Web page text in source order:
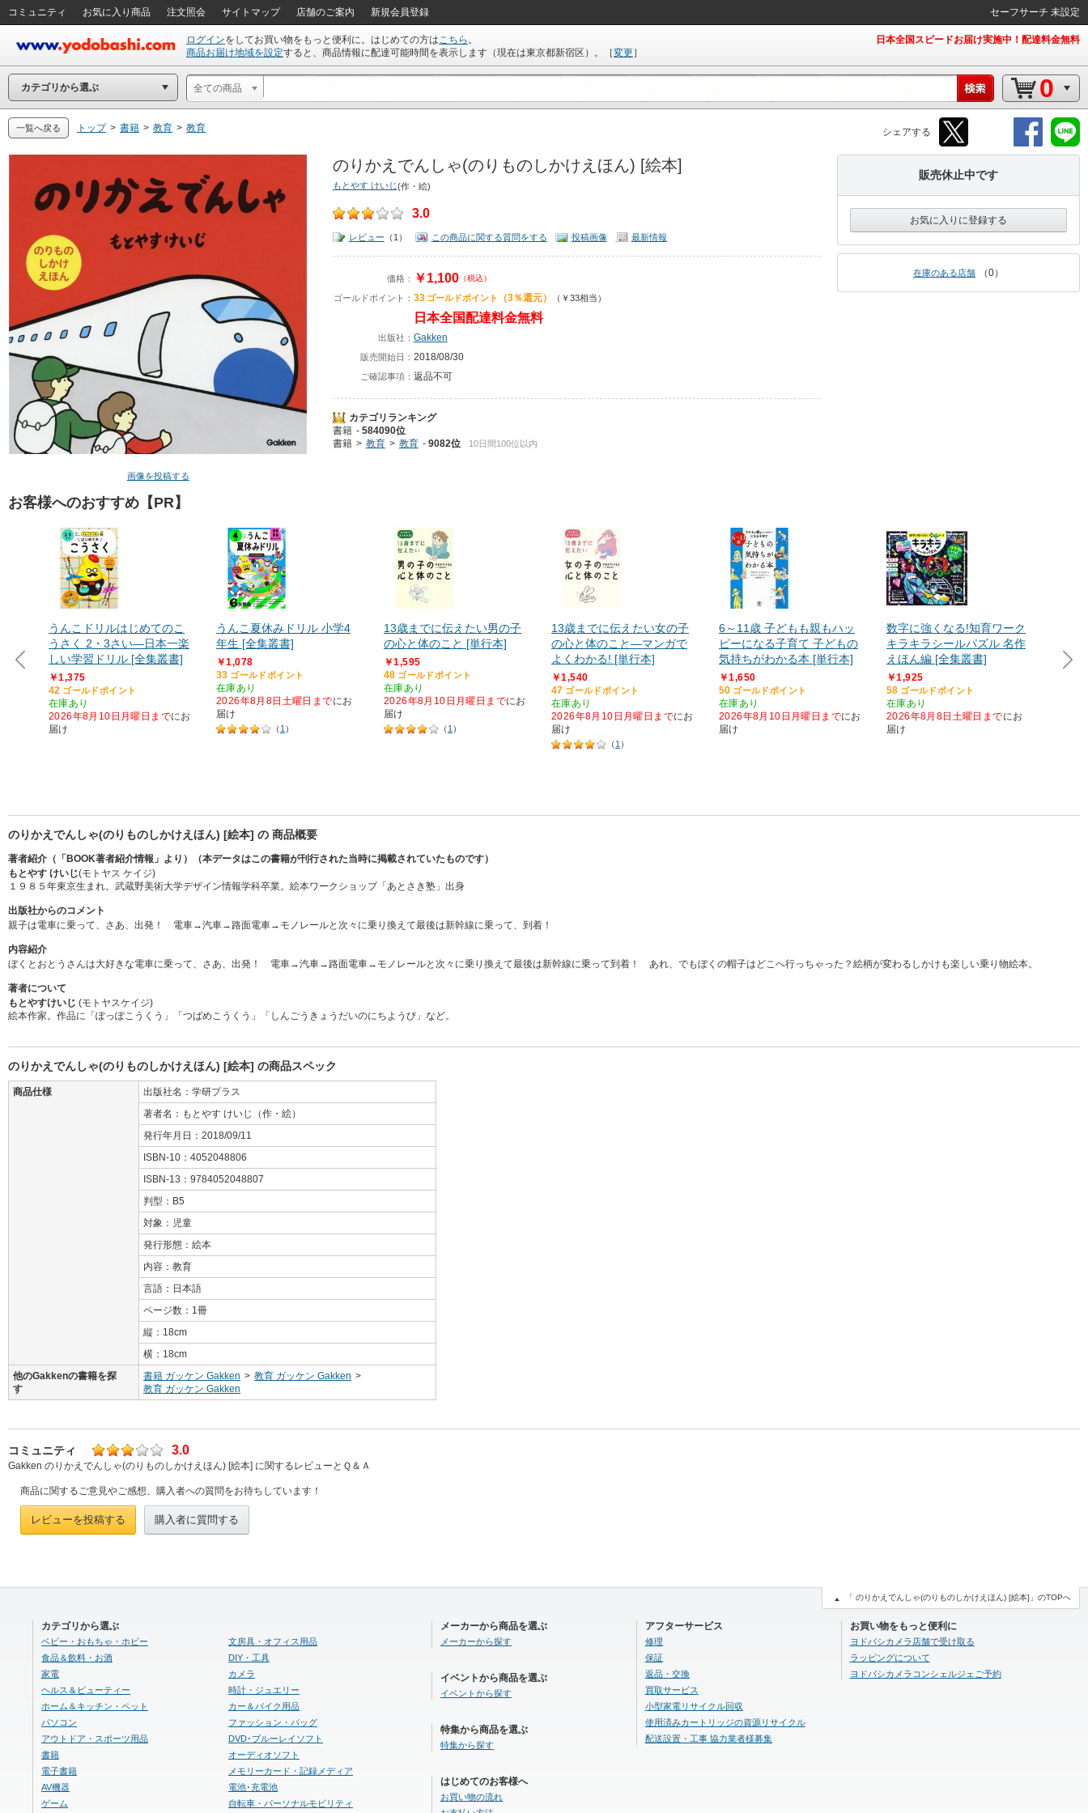
コミュニティ お気に入り商品 注文照会 サイトマップ 店舗のご案内 新規会員登録 セーフサーチ 未設定
ログインをしてお買い物をもっと便利に。はじめての方はこちら 。
商品お届け地域を設定すると、商品情報に配達可能時間を表示します（現在は東京都新宿区 ）。 ［変更］
日本全国スピードお届け実施中！配達料金無料
カテゴリから選ぶ 全ての商品 0
シェアする
一覧へ戻る トップ > 書籍 > 教育 > 教育
画像を投稿する
のりかえでんしゃ(のりものしかけえほん) [絵本]
もとやす けいじ(作・絵)
3.0
レビュー （1） この商品に関する質問をする 投稿画像 最新情報
価格： ￥1,100（税込）
ゴールドポイント： 33 ゴールドポイント （3％還元） （￥33相当）
日本全国配達料金無料
出版社： Gakken
販売開始日： 2018/08/30
ご確認事項： 返品不可
カテゴリランキング
書籍
584090位
書籍
教育 教育 9082位 10日間100位以内
販売休止中です
お気に入りに登録する
在庫のある店舗 0
お客様へのおすすめ【PR】
うんこドリルはじめてのこ
うさく 2・3さい―日本一楽
しい学習ドリル [全集叢書]
￥1,375
42 ゴールドポイント
在庫あり
2026年8月10日月曜日までにお
届け
うんこ夏休みドリル 小学4
年生 [全集叢書]
￥1,078
33 ゴールドポイント
在庫あり
2026年8月8日土曜日までにお
届け
（ 1 ）
13歳までに伝えたい男の子
の心と体のこと [単行本]
￥1,595
48 ゴールドポイント
在庫あり
2026年8月10日月曜日までにお
届け
（ 1 ）
13歳までに伝えたい女の子
の心と体のこと―マンガで
よくわかる! [単行本]
￥1,540
47 ゴールドポイント
在庫あり
2026年8月10日月曜日までにお
届け
（ 1 ）
6～11歳 子どもも親もハッ
ピーになる子育て 子どもの
気持ちがわかる本 [単行本]
￥1,650
50 ゴールドポイント
在庫あり
2026年8月10日月曜日までにお
届け
数字に強くなる!知育ワーク
キラキラシールパズル 名作
えほん編 [全集叢書]
￥1,925
58 ゴールドポイント
在庫あり
2026年8月8日土曜日までにお
届け
習ド
のりかえでんしゃ(のりものしかけえほん) [絵本] の 商品概要
著者紹介（「BOOK著者紹介情報」より）（本データはこの書籍が刊行された当時に掲載されていたものです）
もとやす けいじ(モトヤス ケイジ)
１９８５年東京生まれ。武蔵野美術大学デザイン情報学科卒業。絵本ワークショップ「あとさき塾」出身
出版社からのコメント
親子は電車に乗って、さあ、出発！ 電車→汽車→路面電車→モノレールと次々に乗り換えて最後は新幹線に乗って、到着！
内容紹介
ぼくとおとうさんは大好きな電車に乗って、さあ、出発！ 電車→汽車→路面電車→モノレールと次々に乗り換えて最後は新幹線に乗って到着！ あれ、でもぼくの帽子はどこへ行っちゃった？絵柄が変わるしかけも楽しい乗り物絵本。
著者について
もとやすけいじ (モトヤスケイジ)
絵本作家。作品に「ぽっぽこうくう」「つばめこうくう」「しんごうきょうだいのにちようび」など。
のりかえでんしゃ(のりものしかけえほん) [絵本] の商品スペック
商品仕様
出版社名：学研プラス
著者名：もとやす けいじ（作・絵）
発行年月日：2018/09/11
ISBN-10：4052048806
ISBN-13：9784052048807
判型：B5
対象：児童
発行形態：絵本
内容：教育
言語：日本語
ページ数：1冊
縦：18cm
横：18cm
他のGakkenの書籍を探
す
書籍 ガッケン Gakken > 教育 ガッケン Gakken >
教育 ガッケン Gakken
コミュニティ 3.0
Gakken のりかえでんしゃ(のりものしかけえほん) [絵本] に関するレビューとＱ＆Ａ
商品に関するご意見やご感想、購入者への質問をお待ちしています！
レビューを投稿する 購入者に質問する
カテゴリから選ぶ
ベビー・おもちゃ・ホビー
食品＆飲料・お酒
家電
ヘルス＆ビューティー
ホーム＆キッチン・ペット
パソコン
アウトドア・スポーツ用品
書籍
電子書籍
AV機器
ゲーム
文房具・オフィス用品
DIY・工具
カメラ
時計・ジュエリー
カー＆バイク用品
ファッション・バッグ
DVD･ブルーレイソフト
オーディオソフト
メモリーカード・記録メディア
電池･充電池
自転車・パーソナルモビリティ
メーカーから商品を選ぶ
メーカーから探す
イベントから商品を選ぶ
イベントから探す
特集から商品を選ぶ
特集から探す
はじめてのお客様へ
お買い物の流れ
アフターサービス
修理
保証
返品・交換
買取サービス
小型家電リサイクル回収
使用済みカートリッジの資源リサイクル
配送設置・工事 協力業者様募集
お買い物をもっと便利に
ヨドバシカメラ店舗で受け取る
ラッピングについて
ヨドバシカメラコンシェルジェご予約
「 のりかえでんしゃ(のりものしかけえほん) [絵本]」のTOPへ